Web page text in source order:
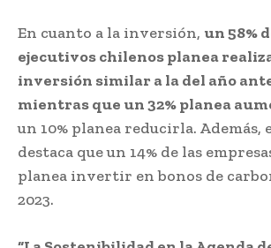
En cuanto a la inversión, un 58%
ejecutivos chilenos planea
inversión similar a la del año
mientras que un 32% planea
un 10% planea reducirla.
destaca que un 14% de las
planea invertir en bonos de
2023.